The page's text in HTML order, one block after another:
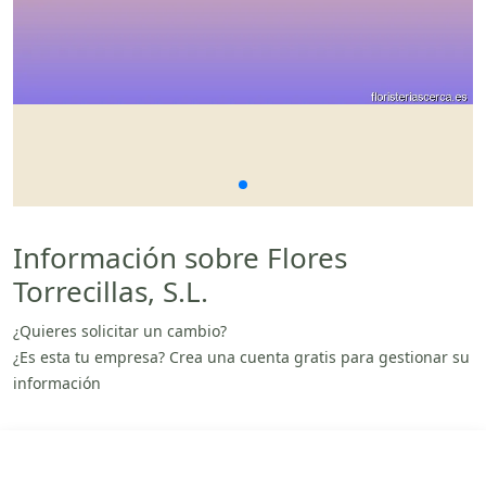
Información sobre Flores
Torrecillas, S.L.
¿Quieres solicitar un cambio?
¿Es esta tu empresa? Crea una cuenta gratis para gestionar su
información